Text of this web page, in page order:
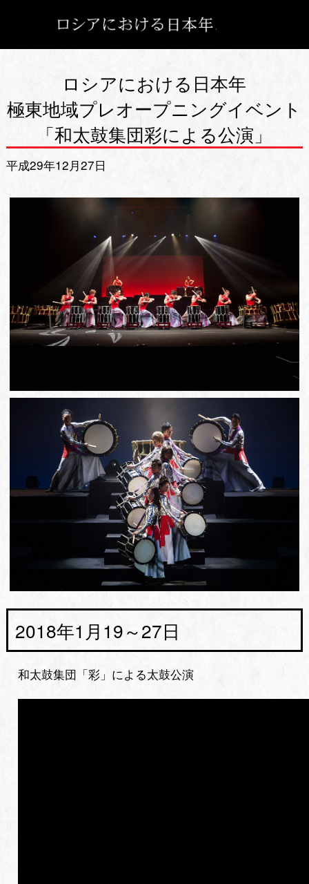
ロシアにおける日本年
極東地域プレオープニングイベント
「和太鼓集団彩による公演」
平成29年12月27日
2018年1月19～27日
和太鼓集団「彩」による太鼓公演